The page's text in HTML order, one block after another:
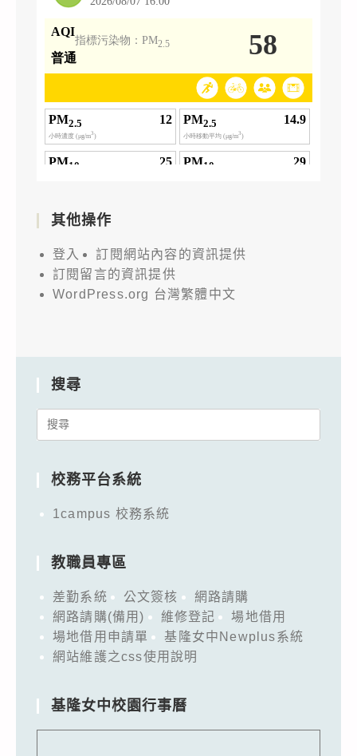
其他操作
登入
訂閱網站內容的資訊提供
訂閱留言的資訊提供
WordPress.org 台灣繁體中文
搜尋
Search
校務平台系統
1campus 校務系統
教職員專區
差勤系統 公文簽核
網路請購
網路請購(備用)
維修登記
場地借用
場地借用申請單
基隆女中Newplus系統
網站維護之css使用說明
基隆女中校園行事曆